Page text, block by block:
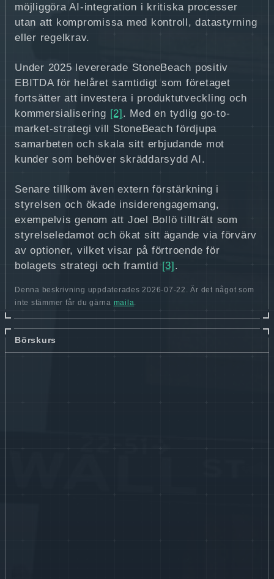
möjliggöra AI-integration i kritiska processer
utan att kompromissa med kontroll, datastyrning
eller regelkrav.
Under 2025 levererade StoneBeach positiv
EBITDA för helåret samtidigt som företaget
fortsätter att investera i produktutveckling och
kommersialisering [2] . Med en tydlig go-to-
market-strategi vill StoneBeach fördjupa
samarbeten och skala sitt erbjudande mot
kunder som behöver skräddarsydd AI.
Senare tillkom även extern förstärkning i
styrelsen och ökade insiderengagemang,
exempelvis genom att Joel Bollö tillträtt som
styrelseledamot och ökat sitt ägande via förvärv
av optioner, vilket visar på förtroende för
bolagets strategi och framtid [3] .
Denna beskrivning uppdaterades 2026-07-22. Är det något som
inte stämmer får du gärna maila.
Börskurs